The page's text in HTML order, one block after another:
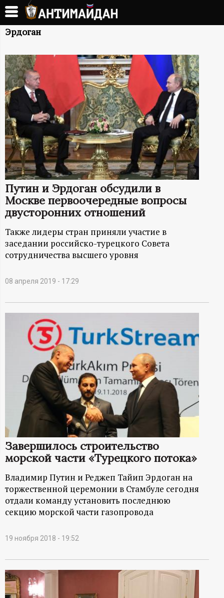
Перейти
основному
А
Н
Т
И
М
А
Й
Д
А
Н
-
и
а
ц
и
о
н
н
ы
Эрдоган
Путин и Эрдоган обсудили в
Москве первоочередные вопросы
двусторонних отношений
Также лидеры стран приняли участие в
заседании российско-турецкого Совета
сотрудничества высшего уровня
08 апреля 2019 - 17:29
Завершилось строительство
морской части «Турецкого потока»
Владимир Путин и Реджеп Тайип Эрдоган на
торжественной церемонии в Стамбуле сегодня
отдали команду установить последнюю
секцию морской части газопровода
19 ноября 2018 - 19:52